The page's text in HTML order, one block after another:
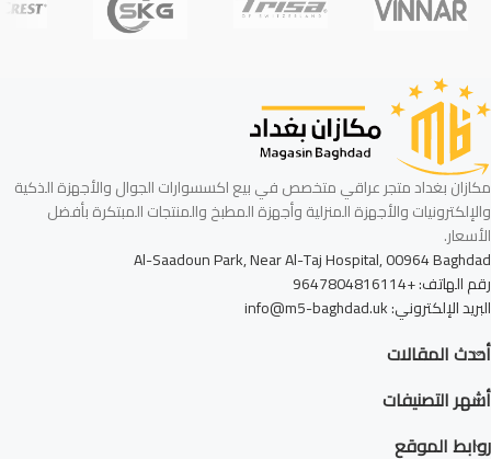
مكازان بغداد متجر عراقي متخصص في بيع اكسسوارات الجوال والأجهزة الذكية
والإلكترونيات والأجهزة المنزلية وأجهزة المطبخ والمنتجات المبتكرة بأفضل
الأسعار.
Al-Saadoun Park, Near Al-Taj Hospital, 00964 Baghdad
رقم الهاتف: +9647804816114
البريد الإلكتروني: info@m5-baghdad.uk
أحدث المقالات
أشهر التصنيفات
روابط الموقع